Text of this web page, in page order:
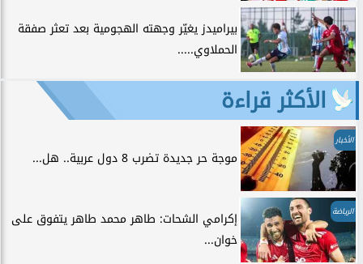
بيراميدز يغيّر وجهته الهجومية بعد تعثر صفقة
الحملاوي.....
الأكثر قراءة
الأخبار
موجة حر جديدة تضرب 8 دول عربية.. هل...
الرياضة
إكرامي الشحات: طاهر محمد طاهر يتفوق على
خوان...